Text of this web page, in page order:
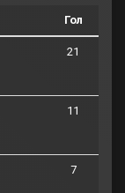
Гол
21
11
7